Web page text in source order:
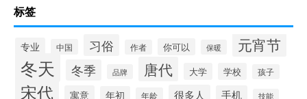
标签
专业 中国 习俗 作者 你可以 保暖 元宵节
冬天 冬季 品牌 唐代 大学 学校 孩子
宋代 寓意 年初 年龄 很多人 手机 技能